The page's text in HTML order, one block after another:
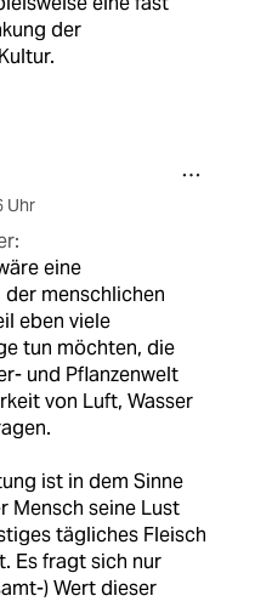
der
Uhr
eine
der menschlichen
eben viele
tun möchten, die
und Pflanzenwelt
von Luft, Wasser
ist in dem Sinne
Mensch seine Lust
tägliches Fleisch
Es fragt sich nur
) Wert dieser